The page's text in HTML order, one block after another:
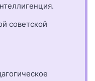
советской